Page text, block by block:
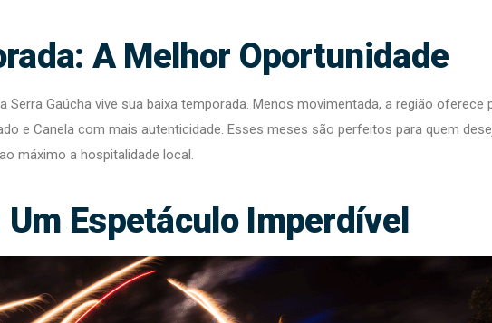
A Melhor Oportunidade
Gaúcha vive sua baixa temporada. Menos movimentada, a região oferece
e Canela com mais autenticidade. Esses meses são perfeitos para quem
máximo a hospitalidade local.
Espetáculo Imperdível